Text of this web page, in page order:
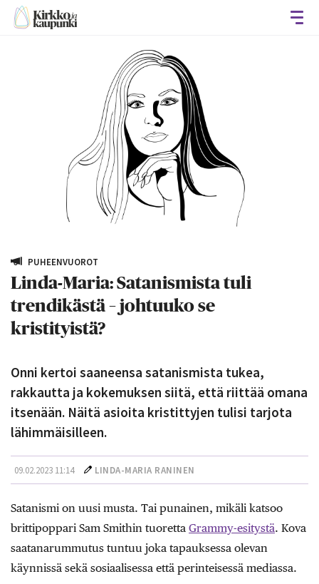
PUHEENVUOROT
Linda-Maria: Satanismista tuli
trendikästä – johtuuko se
kristityistä?
Onni kertoi saaneensa satanismista tukea,
rakkautta ja kokemuksen siitä, että riittää omana
itsenään. Näitä asioita kristittyjen tulisi tarjota
lähimmäisilleen.
09.02.2023 11:14 LINDA-MARIA RANINEN
Satanismi on uusi musta. Tai punainen, mikäli katsoo
brittipoppari Sam Smithin tuoretta Grammy-esitystä. Kova
saatanarummutus tuntuu joka tapauksessa olevan
käynnissä sekä sosiaalisessa että perinteisessä mediassa.